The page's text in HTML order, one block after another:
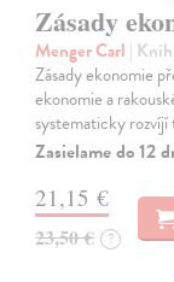
Zásady
Menger Carl |
Zásady ekonomie
ekonomie a
systematicky
Zasielame do 12
21,15 €
23,50 € ?